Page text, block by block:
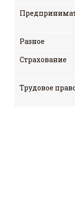
Разное
Страхование
Трудовое